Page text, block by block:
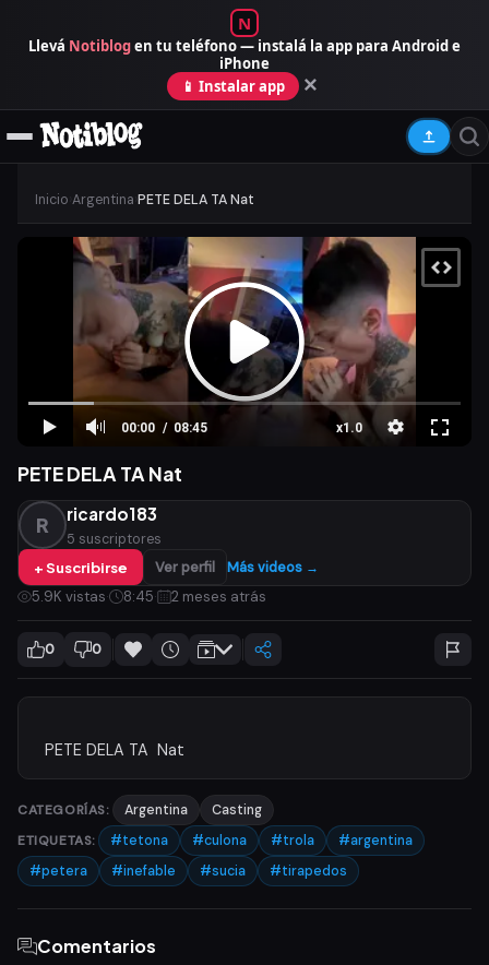
N
Llevá Notiblogen tu teléfono — instalá la app para Android e
iPhone
📱 Instalar app
×
Inicio Argentina PETE DELA TA Nat
00:00 x1.0
08:45
PETE DELA TA Nat
R ricardo183
5 suscriptores
+ Suscribirse Ver perfil Más videos →
5.9K vistas· 8:45· 2 meses atrás
0 0
CATEGORÍAS: Argentina
Casting
ETIQUETAS:
#tetona #culona #trola
#argentina
#petera
#inefable #sucia #tirapedos
Comentarios